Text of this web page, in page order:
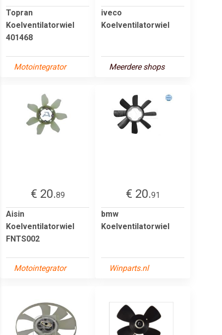
Topran
Koelventilatorwiel
401468
Motointegrator
iveco
Koelventilatorwiel
Meerdere shops
€ 20.89
Aisin
Koelventilatorwiel
FNTS002
Motointegrator
€ 20.91
bmw
Koelventilatorwiel
Winparts.nl